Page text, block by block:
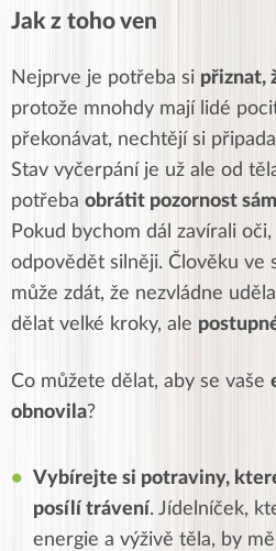
Jak z toho ven
Nejprve je potřeba si přiznat,
protože mnohdy mají lidé
překonávat, nechtějí si
Stav vyčerpání je už ale od
potřeba obrátit pozornost
Pokud bychom dál zavírali
odpovědět silněji. Člověku ve
může zdát, že nezvládne
dělat velké kroky, ale
Co můžete dělat, aby se vaše
obnovila?
Vybírejte si potraviny,
posílí trávení. Jídelníček,
energie a výživě těla, by